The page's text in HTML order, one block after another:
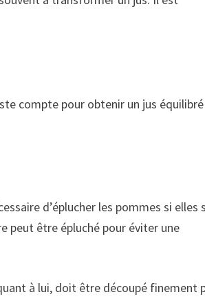
compte pour obtenir un jus
d’éplucher les pommes si elles
peut être épluché pour éviter une
à lui, doit être découpé finement